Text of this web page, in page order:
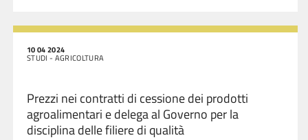
10 04 2024
STUDI - AGRICOLTURA
Prezzi nei contratti di cessione dei prodotti
agroalimentari e delega al Governo per la
disciplina delle filiere di qualità